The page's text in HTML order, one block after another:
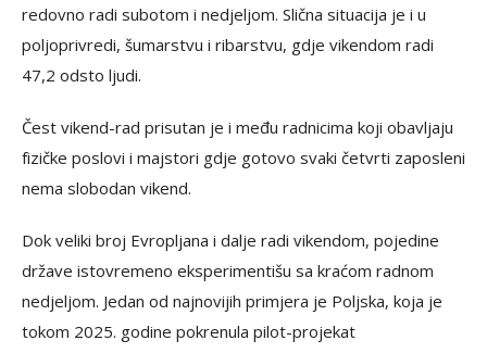
redovno radi subotom i nedjeljom. Slična situacija je i u
poljoprivredi, šumarstvu i ribarstvu, gdje vikendom radi
47,2 odsto ljudi.
Čest vikend-rad prisutan je i među radnicima koji obavljaju
fizičke poslovi i majstori gdje gotovo svaki četvrti zaposleni
nema slobodan vikend.
Dok veliki broj Evropljana i dalje radi vikendom, pojedine
države istovremeno eksperimentišu sa kraćom radnom
nedjeljom. Jedan od najnovijih primjera je Poljska, koja je
tokom 2025. godine pokrenula pilot-projekat